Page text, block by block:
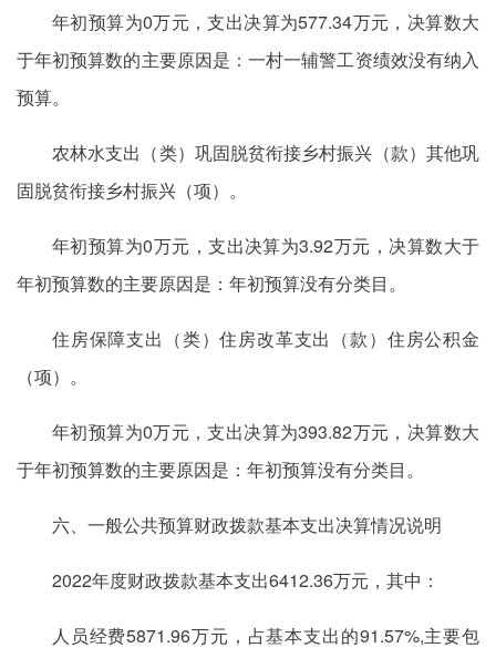
年初预算为0万元，支出决算为577.34万元，决算数大
于年初预算数的主要原因是：一村一辅警工资绩效没有纳入
预算。
农林水支出（类）巩固脱贫衔接乡村振兴（款）其他巩
固脱贫衔接乡村振兴（项）。
年初预算为0万元，支出决算为3.92万元，决算数大于
年初预算数的主要原因是：年初预算没有分类目。
住房保障支出（类）住房改革支出（款）住房公积金
（项）。
年初预算为0万元，支出决算为393.82万元，决算数大
于年初预算数的主要原因是：年初预算没有分类目。
六、一般公共预算财政拨款基本支出决算情况说明
2022年度财政拨款基本支出6412.36万元，其中：
人员经费5871.96万元，占基本支出的91.57%,主要包